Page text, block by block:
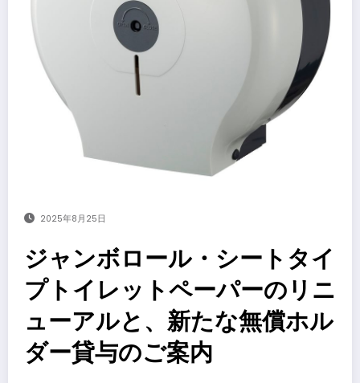
2025年8月25日
ジャンボロール・シートタイ
プトイレットペーパーのリニ
ューアルと、新たな無償ホル
ダー貸与のご案内